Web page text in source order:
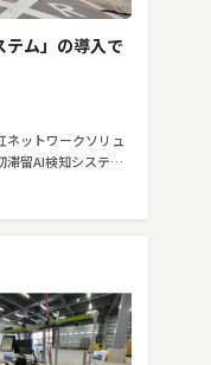
ム」の導入で
ネットワークソリュ
滞留AI検知システ